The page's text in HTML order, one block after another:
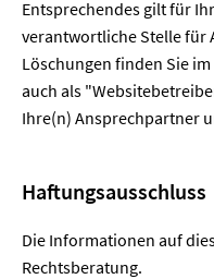
Entsprechendes gilt für
verantwortliche Stelle für
Löschungen finden Sie
auch als
Ihre(n) Ansprechpartner
Haftungsausschluss
Die Informationen auf
Rechtsberatung.